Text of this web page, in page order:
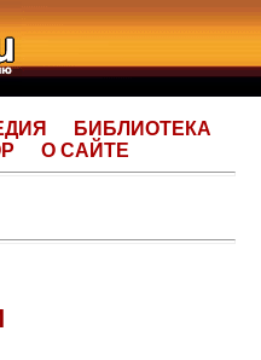
БИБЛИОТЕКА
О САЙТЕ